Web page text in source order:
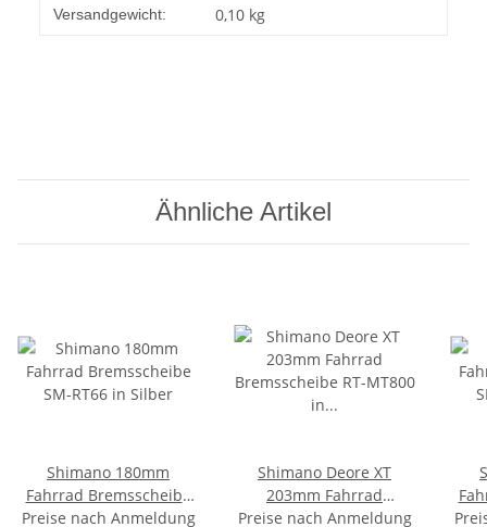
Versandgewicht: 0,10 kg
Ähnliche Artikel
Shimano 180mm
Fahrrad Bremsscheibe
SM-RT66 in Silber
Preise nach Anmeldung
Shimano Deore XT
203mm Fahrrad
Bremsscheibe RT-MT800
Preise nach Anmeldung